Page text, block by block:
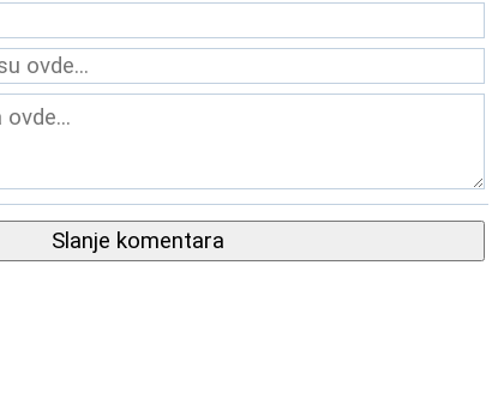
Slanje komentara